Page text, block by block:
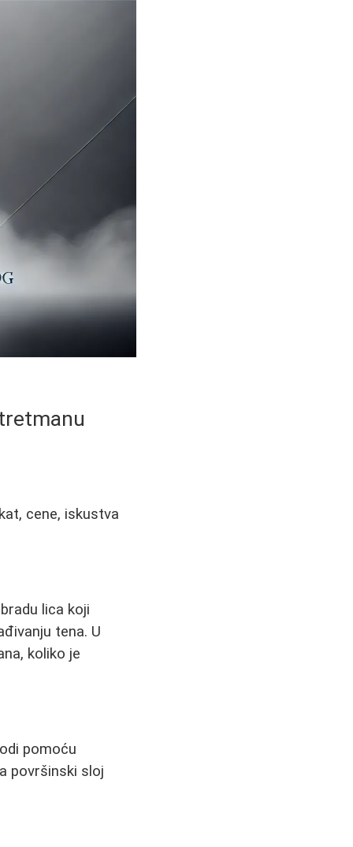
cene, iskustva
lica koji
tena. U
koliko je
pomoću
površinski sloj